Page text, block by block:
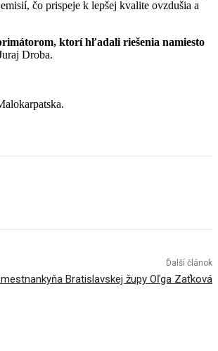
čo prispeje k lepšej kvalite ovzdušia a
ktorí hľadali riešenia namiesto
Droba.
Ďalší článok
Bratislavskej župy Oľga Zaťková